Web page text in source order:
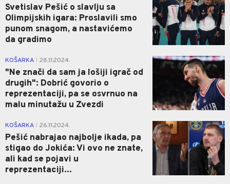
Svetislav Pešić o slavlju sa
Olimpijskih igara: Proslavili smo
punom snagom, a nastavićemo
da gradimo
KOŠARKA 28.11.2024.
"Ne znači da sam ja lošiji igrač od
drugih": Dobrić govorio o
reprezentaciji, pa se osvrnuo na
malu minutažu u Zvezdi
0
KOŠARKA 26.11.2024.
Pešić nabrajao najbolje ikada, pa
stigao do Jokića: Vi ovo ne znate,
ali kad se pojavi u
reprezentaciji...
1